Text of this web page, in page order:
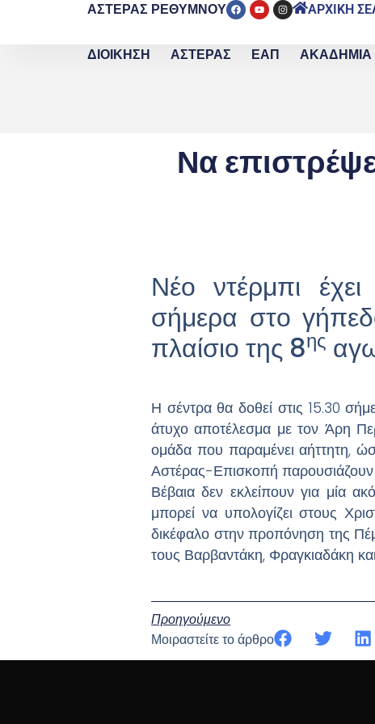
ΑΣΤΕΡΑΣ ΡΕΘΥΜΝΟΥ ΑΡΧΙΚΗ
ΔΙΟΙΚΗΣΗ ΑΣΤΕΡΑΣ ΕΑΠ ΑΚΑΔΗΜΙΑ
Να
Νέο ντέρμπι
σήμερα στο
πλαίσιο της 8ης
Η σέντρα θα δοθεί στις 15.30
άτυχο αποτέλεσμα με τον Άρη
ομάδα που παραμένει αήττητη,
Αστέρας-Επισκοπή παρουσιάζουν
Βέβαια δεν εκλείπουν για μία
μπορεί να υπολογίζει στους
δικέφαλο στην προπόνηση της
τους Βαρβαντάκη, Φραγκιαδάκη
Προηγούμενο
Μοιραστείτε το άρθρο